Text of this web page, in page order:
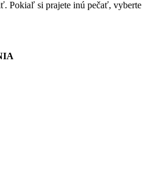
Pokiaľ si prajete inú pečať, vyberte